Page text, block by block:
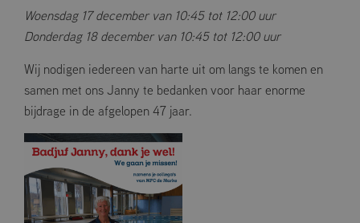
Woensdag 17 december van 10:45 tot 12:00 uur
Donderdag 18 december van 10:45 tot 12:00 uur
Wij nodigen iedereen van harte uit om langs te komen en
samen met ons Janny te bedanken voor haar enorme
bijdrage in de afgelopen 47 jaar.